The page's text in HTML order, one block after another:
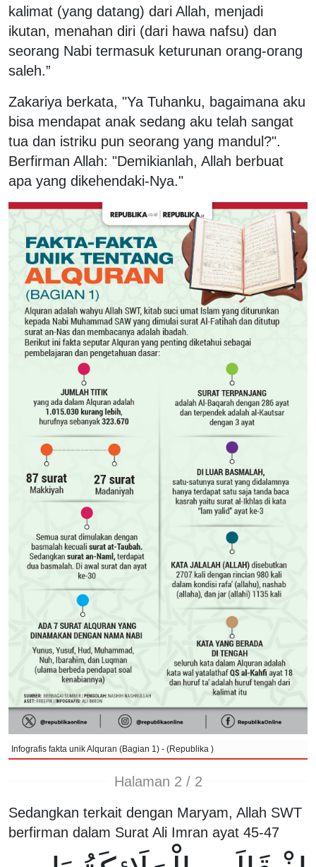
kalimat (yang datang) dari Allah, menjadi
ikutan, menahan diri (dari hawa nafsu) dan
seorang Nabi termasuk keturunan orang-orang
saleh.”
Zakariya berkata, "Ya Tuhanku, bagaimana aku
bisa mendapat anak sedang aku telah sangat
tua dan istriku pun seorang yang mandul?".
Berfirman Allah: "Demikianlah, Allah berbuat
apa yang dikehendaki-Nya."
Infografis fakta unik Alquran (Bagian 1) - (Republika )
Halaman 2 / 2
Sedangkan terkait dengan Maryam, Allah SWT
berfirman dalam Surat Ali Imran ayat 45-47